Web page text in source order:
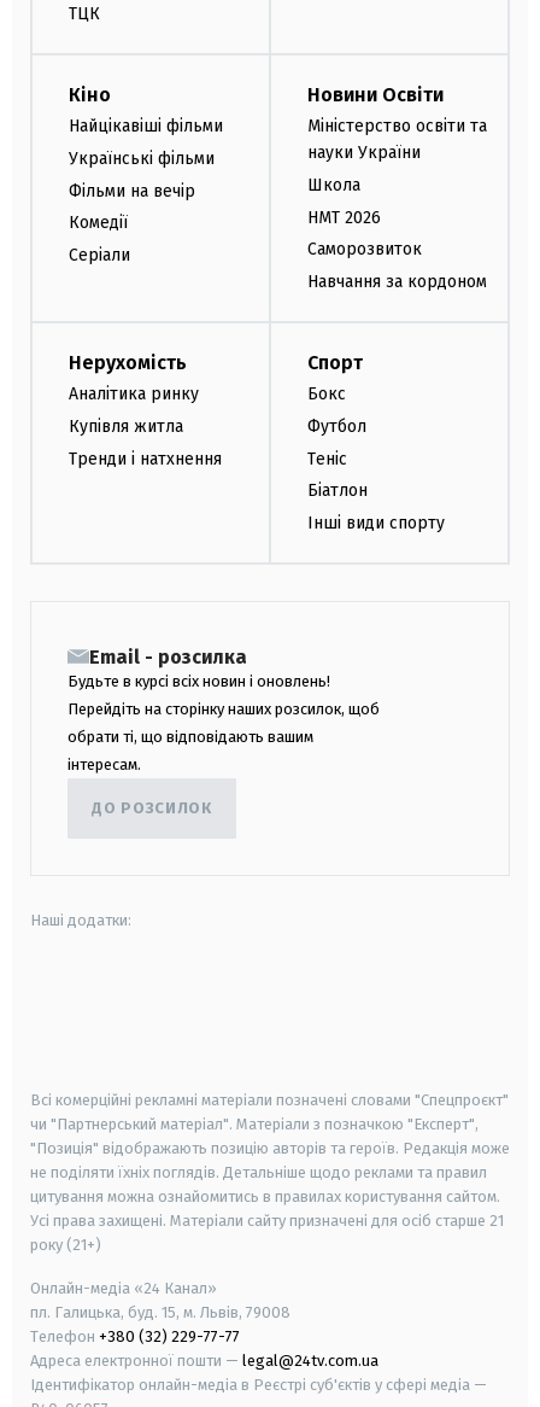
ТЦК
Кіно
Найцікавіші фільми
Українські фільми
Фільми на вечір
Комедії
Серіали
Новини Освіти
Міністерство освіти та
науки України
Школа
НМТ 2026
Саморозвиток
Навчання за кордоном
Нерухомість
Аналітика ринку
Купівля житла
Тренди і натхнення
Спорт
Бокс
Футбол
Теніс
Біатлон
Інші види спорту
Email - розсилка
Будьте в курсі всіх новин і оновлень!
Перейдіть на сторінку наших розсилок, щоб
обрати ті, що відповідають вашим
інтересам.
ДО РОЗСИЛОК
Наші додатки:
Всі комерційні рекламні матеріали позначені словами "Спецпроєкт"
чи "Партнерський матеріал". Матеріали з позначкою "Експерт",
"Позиція" відображають позицію авторів та героїв. Редакція може
не поділяти їхніх поглядів. Детальніше щодо реклами та правил
цитування можна ознайомитись в правилах користування сайтом.
Усі права захищені. Матеріали сайту призначені для осіб старше 21
року (21+)
Онлайн-медіа «24 Канал»
пл. Галицька, буд. 15, м. Львів, 79008
Телефон +380 (32) 229-77-77
Адреса електронної пошти — legal@24tv.com.ua
Ідентифікатор онлайн-медіа в Реєстрі суб'єктів у сфері медіа —